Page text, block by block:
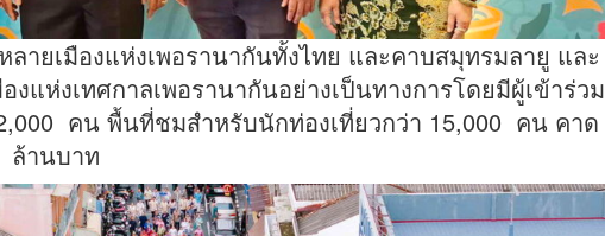
ายเมืองแห่งเพอรานากันทั้งไทย และคาบสมุทรมลายู และ
งแห่งเทศกาลเพอรานากันอย่างเป็นทางการโดยมีผู้เข้าร่วม
คน พื้นที่ชมสำหรับนักท่องเที่ยวกว่า 15,000 คน คาด
ล้านบาท